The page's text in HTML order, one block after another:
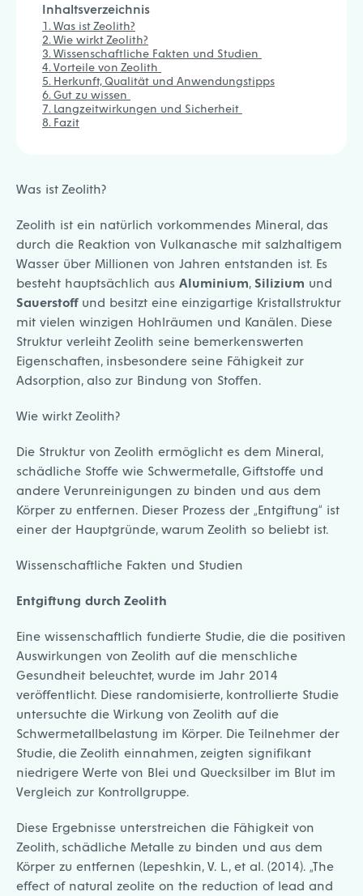
Inhaltsverzeichnis
Was ist Zeolith?
Wie wirkt Zeolith?
Wissenschaftliche Fakten und Studien
Vorteile von Zeolith
Herkunft, Qualität und Anwendungstipps
Gut zu wissen
Langzeitwirkungen und Sicherheit
Fazit
Was ist Zeolith?
Zeolith ist ein natürlich vorkommendes Mineral, das
durch die Reaktion von Vulkanasche mit salzhaltigem
Wasser über Millionen von Jahren entstanden ist. Es
besteht hauptsächlich aus Aluminium, Silizium und
Sauerstoff und besitzt eine einzigartige Kristallstruktur
mit vielen winzigen Hohlräumen und Kanälen. Diese
Struktur verleiht Zeolith seine bemerkenswerten
Eigenschaften, insbesondere seine Fähigkeit zur
Adsorption, also zur Bindung von Stoffen.
Wie wirkt Zeolith?
Die Struktur von Zeolith ermöglicht es dem Mineral,
schädliche Stoffe wie Schwermetalle, Giftstoffe und
andere Verunreinigungen zu binden und aus dem
Körper zu entfernen. Dieser Prozess der „Entgiftung“ ist
einer der Hauptgründe, warum Zeolith so beliebt ist.
Wissenschaftliche Fakten und Studien
Entgiftung durch Zeolith
Eine wissenschaftlich fundierte Studie, die die positiven
Auswirkungen von Zeolith auf die menschliche
Gesundheit beleuchtet, wurde im Jahr 2014
veröffentlicht. Diese randomisierte, kontrollierte Studie
untersuchte die Wirkung von Zeolith auf die
Schwermetallbelastung im Körper. Die Teilnehmer der
Studie, die Zeolith einnahmen, zeigten signifikant
niedrigere Werte von Blei und Quecksilber im Blut im
Vergleich zur Kontrollgruppe.
Diese Ergebnisse unterstreichen die Fähigkeit von
Zeolith, schädliche Metalle zu binden und aus dem
Körper zu entfernen (Lepeshkin, V. L., et al. (2014). „The
effect of natural zeolite on the reduction of lead and